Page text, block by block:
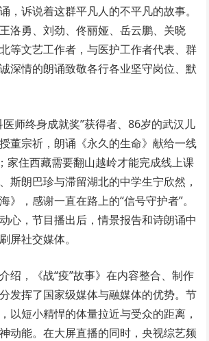
，诉说着这群平凡人的不平凡的故事。
洛勇、刘劲、佟丽娅、岳云鹏、关晓
等文艺工作者，与医护工作者代表、群
深情的朗诵致敬各行各业坚守岗位、默
师终身成就奖”获得者、86岁的武汉儿
董宗祈，朗诵《永久的生命》献给一线
家住西藏需要翻山越岭才能完成线上课
斯朗巴珍与滞留湖北的中学生宁欣然，
》，感谢一直在路上的“信号守护者”。
心，节目播出后，情景报告和诗朗诵中
屏社交媒体。
，《战“疫”故事》在内容整合、制作
发挥了国家级媒体与融媒体的优势。节
以短小精悍的体量拉近与受众的距离，
动能。在大屏直播的同时，央视综艺频